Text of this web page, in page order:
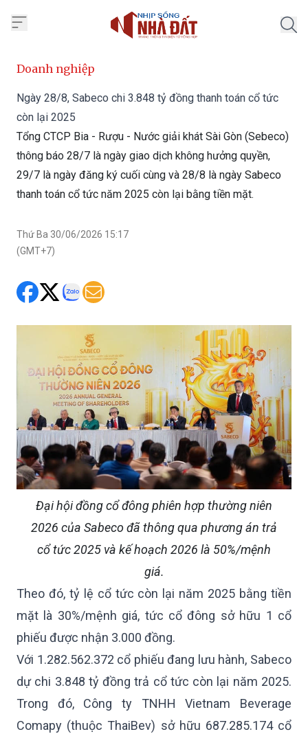
Doanh nghiệp
Ngày 28/8, Sabeco chi 3.848 tỷ đồng thanh toán cổ tức
còn lại 2025
Tổng CTCP Bia - Rượu - Nước giải khát Sài Gòn (Sebeco)
thông báo 28/7 là ngày giao dịch không hưởng quyền,
29/7 là ngày đăng ký cuối cùng và 28/8 là ngày Sabeco
thanh toán cổ tức năm 2025 còn lại bằng tiền mặt.
Thứ Ba 30/06/2026 15:17
(GMT+7)
Đại hội đồng cổ đông phiên hợp thường niên
2026 của Sabeco đã thông qua phương án trả
cổ tức 2025 và kế hoạch 2026 là 50%/mệnh
giá.
Theo đó, tỷ lệ cổ tức còn lại năm 2025 bằng tiền
mặt là 30%/mệnh giá, tức cổ đông sở hữu 1 cổ
phiếu được nhận 3.000 đồng.
Với 1.282.562.372 cổ phiếu đang lưu hành, Sabeco
dự chi 3.848 tỷ đồng trả cổ tức còn lại năm 2025.
Trong đó, Công ty TNHH Vietnam Beverage
Comapy (thuộc ThaiBev) sở hữu 687.285.174 cổ